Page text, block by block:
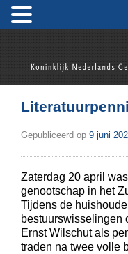
Koninklijk
Gepubliceerd op 9 juni
Zaterdag 20 april
genootschap in het
Tijdens de
bestuurswisselingen
Ernst Wilschut als
traden na twee volle